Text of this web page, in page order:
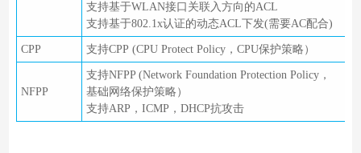
支持基于WLAN接口关联入方向的ACL
支持基于802.1x认证的动态ACL下发(需要AC配合)
CPP 支持CPP (CPU Protect Policy，CPU保护策略）
NFPP
支持NFPP (Network Foundation Protection Policy，
基础网络保护策略）
支持ARP，ICMP，DHCP抗攻击